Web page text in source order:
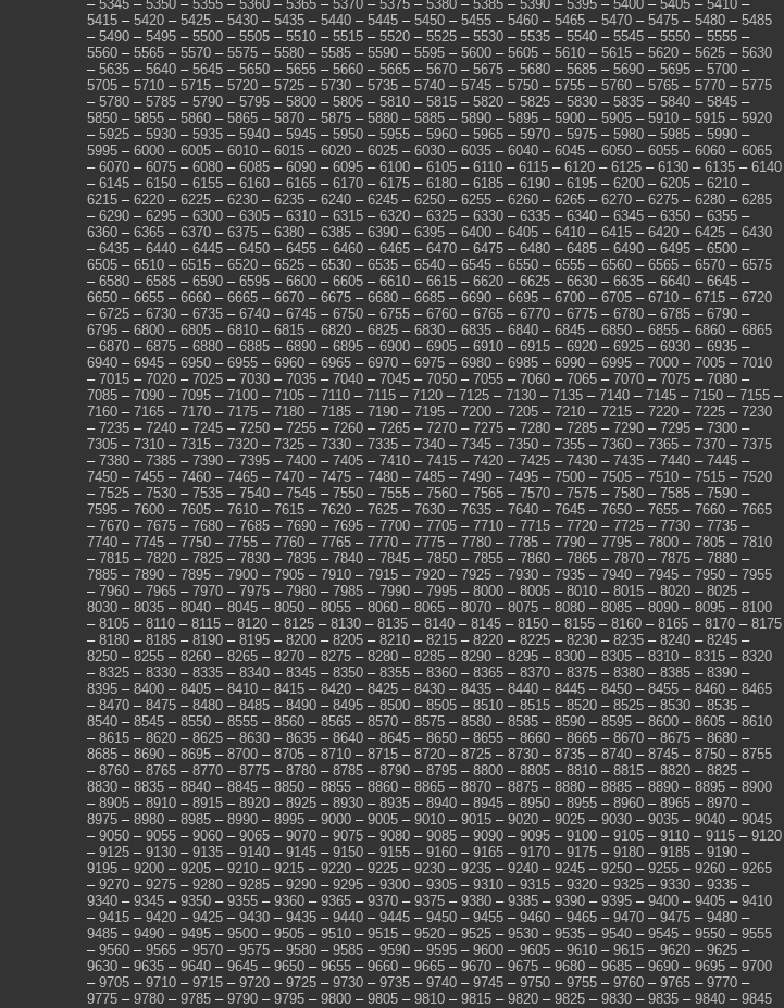
– 5345 – 5350 – 5355 – 5360 – 5365 – 5370 – 5375 – 5380 – 5385 – 5390 – 5395 – 5400 – 5405 – 5410 –
5415 – 5420 – 5425 – 5430 – 5435 – 5440 – 5445 – 5450 – 5455 – 5460 – 5465 – 5470 – 5475 – 5480 – 5485
– 5490 – 5495 – 5500 – 5505 – 5510 – 5515 – 5520 – 5525 – 5530 – 5535 – 5540 – 5545 – 5550 – 5555 –
5560 – 5565 – 5570 – 5575 – 5580 – 5585 – 5590 – 5595 – 5600 – 5605 – 5610 – 5615 – 5620 – 5625 – 5630
– 5635 – 5640 – 5645 – 5650 – 5655 – 5660 – 5665 – 5670 – 5675 – 5680 – 5685 – 5690 – 5695 – 5700 –
5705 – 5710 – 5715 – 5720 – 5725 – 5730 – 5735 – 5740 – 5745 – 5750 – 5755 – 5760 – 5765 – 5770 – 5775
– 5780 – 5785 – 5790 – 5795 – 5800 – 5805 – 5810 – 5815 – 5820 – 5825 – 5830 – 5835 – 5840 – 5845 –
5850 – 5855 – 5860 – 5865 – 5870 – 5875 – 5880 – 5885 – 5890 – 5895 – 5900 – 5905 – 5910 – 5915 – 5920
– 5925 – 5930 – 5935 – 5940 – 5945 – 5950 – 5955 – 5960 – 5965 – 5970 – 5975 – 5980 – 5985 – 5990 –
5995 – 6000 – 6005 – 6010 – 6015 – 6020 – 6025 – 6030 – 6035 – 6040 – 6045 – 6050 – 6055 – 6060 – 6065
– 6070 – 6075 – 6080 – 6085 – 6090 – 6095 – 6100 – 6105 – 6110 – 6115 – 6120 – 6125 – 6130 – 6135 – 6140
– 6145 – 6150 – 6155 – 6160 – 6165 – 6170 – 6175 – 6180 – 6185 – 6190 – 6195 – 6200 – 6205 – 6210 –
6215 – 6220 – 6225 – 6230 – 6235 – 6240 – 6245 – 6250 – 6255 – 6260 – 6265 – 6270 – 6275 – 6280 – 6285
– 6290 – 6295 – 6300 – 6305 – 6310 – 6315 – 6320 – 6325 – 6330 – 6335 – 6340 – 6345 – 6350 – 6355 –
6360 – 6365 – 6370 – 6375 – 6380 – 6385 – 6390 – 6395 – 6400 – 6405 – 6410 – 6415 – 6420 – 6425 – 6430
– 6435 – 6440 – 6445 – 6450 – 6455 – 6460 – 6465 – 6470 – 6475 – 6480 – 6485 – 6490 – 6495 – 6500 –
6505 – 6510 – 6515 – 6520 – 6525 – 6530 – 6535 – 6540 – 6545 – 6550 – 6555 – 6560 – 6565 – 6570 – 6575
– 6580 – 6585 – 6590 – 6595 – 6600 – 6605 – 6610 – 6615 – 6620 – 6625 – 6630 – 6635 – 6640 – 6645 –
6650 – 6655 – 6660 – 6665 – 6670 – 6675 – 6680 – 6685 – 6690 – 6695 – 6700 – 6705 – 6710 – 6715 – 6720
– 6725 – 6730 – 6735 – 6740 – 6745 – 6750 – 6755 – 6760 – 6765 – 6770 – 6775 – 6780 – 6785 – 6790 –
6795 – 6800 – 6805 – 6810 – 6815 – 6820 – 6825 – 6830 – 6835 – 6840 – 6845 – 6850 – 6855 – 6860 – 6865
– 6870 – 6875 – 6880 – 6885 – 6890 – 6895 – 6900 – 6905 – 6910 – 6915 – 6920 – 6925 – 6930 – 6935 –
6940 – 6945 – 6950 – 6955 – 6960 – 6965 – 6970 – 6975 – 6980 – 6985 – 6990 – 6995 – 7000 – 7005 – 7010
– 7015 – 7020 – 7025 – 7030 – 7035 – 7040 – 7045 – 7050 – 7055 – 7060 – 7065 – 7070 – 7075 – 7080 –
7085 – 7090 – 7095 – 7100 – 7105 – 7110 – 7115 – 7120 – 7125 – 7130 – 7135 – 7140 – 7145 – 7150 – 7155 –
7160 – 7165 – 7170 – 7175 – 7180 – 7185 – 7190 – 7195 – 7200 – 7205 – 7210 – 7215 – 7220 – 7225 – 7230
– 7235 – 7240 – 7245 – 7250 – 7255 – 7260 – 7265 – 7270 – 7275 – 7280 – 7285 – 7290 – 7295 – 7300 –
7305 – 7310 – 7315 – 7320 – 7325 – 7330 – 7335 – 7340 – 7345 – 7350 – 7355 – 7360 – 7365 – 7370 – 7375
– 7380 – 7385 – 7390 – 7395 – 7400 – 7405 – 7410 – 7415 – 7420 – 7425 – 7430 – 7435 – 7440 – 7445 –
7450 – 7455 – 7460 – 7465 – 7470 – 7475 – 7480 – 7485 – 7490 – 7495 – 7500 – 7505 – 7510 – 7515 – 7520
– 7525 – 7530 – 7535 – 7540 – 7545 – 7550 – 7555 – 7560 – 7565 – 7570 – 7575 – 7580 – 7585 – 7590 –
7595 – 7600 – 7605 – 7610 – 7615 – 7620 – 7625 – 7630 – 7635 – 7640 – 7645 – 7650 – 7655 – 7660 – 7665
– 7670 – 7675 – 7680 – 7685 – 7690 – 7695 – 7700 – 7705 – 7710 – 7715 – 7720 – 7725 – 7730 – 7735 –
7740 – 7745 – 7750 – 7755 – 7760 – 7765 – 7770 – 7775 – 7780 – 7785 – 7790 – 7795 – 7800 – 7805 – 7810
– 7815 – 7820 – 7825 – 7830 – 7835 – 7840 – 7845 – 7850 – 7855 – 7860 – 7865 – 7870 – 7875 – 7880 –
7885 – 7890 – 7895 – 7900 – 7905 – 7910 – 7915 – 7920 – 7925 – 7930 – 7935 – 7940 – 7945 – 7950 – 7955
– 7960 – 7965 – 7970 – 7975 – 7980 – 7985 – 7990 – 7995 – 8000 – 8005 – 8010 – 8015 – 8020 – 8025 –
8030 – 8035 – 8040 – 8045 – 8050 – 8055 – 8060 – 8065 – 8070 – 8075 – 8080 – 8085 – 8090 – 8095 – 8100
– 8105 – 8110 – 8115 – 8120 – 8125 – 8130 – 8135 – 8140 – 8145 – 8150 – 8155 – 8160 – 8165 – 8170 – 8175
– 8180 – 8185 – 8190 – 8195 – 8200 – 8205 – 8210 – 8215 – 8220 – 8225 – 8230 – 8235 – 8240 – 8245 –
8250 – 8255 – 8260 – 8265 – 8270 – 8275 – 8280 – 8285 – 8290 – 8295 – 8300 – 8305 – 8310 – 8315 – 8320
– 8325 – 8330 – 8335 – 8340 – 8345 – 8350 – 8355 – 8360 – 8365 – 8370 – 8375 – 8380 – 8385 – 8390 –
8395 – 8400 – 8405 – 8410 – 8415 – 8420 – 8425 – 8430 – 8435 – 8440 – 8445 – 8450 – 8455 – 8460 – 8465
– 8470 – 8475 – 8480 – 8485 – 8490 – 8495 – 8500 – 8505 – 8510 – 8515 – 8520 – 8525 – 8530 – 8535 –
8540 – 8545 – 8550 – 8555 – 8560 – 8565 – 8570 – 8575 – 8580 – 8585 – 8590 – 8595 – 8600 – 8605 – 8610
– 8615 – 8620 – 8625 – 8630 – 8635 – 8640 – 8645 – 8650 – 8655 – 8660 – 8665 – 8670 – 8675 – 8680 –
8685 – 8690 – 8695 – 8700 – 8705 – 8710 – 8715 – 8720 – 8725 – 8730 – 8735 – 8740 – 8745 – 8750 – 8755
– 8760 – 8765 – 8770 – 8775 – 8780 – 8785 – 8790 – 8795 – 8800 – 8805 – 8810 – 8815 – 8820 – 8825 –
8830 – 8835 – 8840 – 8845 – 8850 – 8855 – 8860 – 8865 – 8870 – 8875 – 8880 – 8885 – 8890 – 8895 – 8900
– 8905 – 8910 – 8915 – 8920 – 8925 – 8930 – 8935 – 8940 – 8945 – 8950 – 8955 – 8960 – 8965 – 8970 –
8975 – 8980 – 8985 – 8990 – 8995 – 9000 – 9005 – 9010 – 9015 – 9020 – 9025 – 9030 – 9035 – 9040 – 9045
– 9050 – 9055 – 9060 – 9065 – 9070 – 9075 – 9080 – 9085 – 9090 – 9095 – 9100 – 9105 – 9110 – 9115 – 9120
– 9125 – 9130 – 9135 – 9140 – 9145 – 9150 – 9155 – 9160 – 9165 – 9170 – 9175 – 9180 – 9185 – 9190 –
9195 – 9200 – 9205 – 9210 – 9215 – 9220 – 9225 – 9230 – 9235 – 9240 – 9245 – 9250 – 9255 – 9260 – 9265
– 9270 – 9275 – 9280 – 9285 – 9290 – 9295 – 9300 – 9305 – 9310 – 9315 – 9320 – 9325 – 9330 – 9335 –
9340 – 9345 – 9350 – 9355 – 9360 – 9365 – 9370 – 9375 – 9380 – 9385 – 9390 – 9395 – 9400 – 9405 – 9410
– 9415 – 9420 – 9425 – 9430 – 9435 – 9440 – 9445 – 9450 – 9455 – 9460 – 9465 – 9470 – 9475 – 9480 –
9485 – 9490 – 9495 – 9500 – 9505 – 9510 – 9515 – 9520 – 9525 – 9530 – 9535 – 9540 – 9545 – 9550 – 9555
– 9560 – 9565 – 9570 – 9575 – 9580 – 9585 – 9590 – 9595 – 9600 – 9605 – 9610 – 9615 – 9620 – 9625 –
9630 – 9635 – 9640 – 9645 – 9650 – 9655 – 9660 – 9665 – 9670 – 9675 – 9680 – 9685 – 9690 – 9695 – 9700
– 9705 – 9710 – 9715 – 9720 – 9725 – 9730 – 9735 – 9740 – 9745 – 9750 – 9755 – 9760 – 9765 – 9770 –
9775 – 9780 – 9785 – 9790 – 9795 – 9800 – 9805 – 9810 – 9815 – 9820 – 9825 – 9830 – 9835 – 9840 – 9845